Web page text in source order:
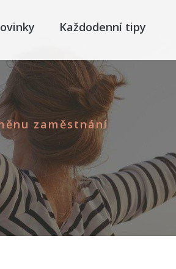
Každodenní tipy
zaměstnání